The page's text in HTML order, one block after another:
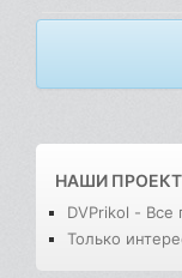
НАШИ
DVPrikol - Все
Только